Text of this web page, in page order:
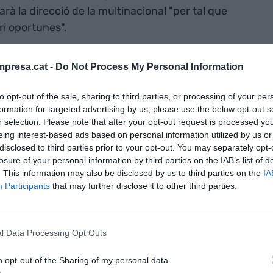
- Do Not Process My Personal Information
opt-out of the sale, sharing to third parties, or processing of your
for targeted advertising by us, please use the below opt-out
selection. Please note that after your opt-out request is processed
interest-based ads based on personal information utilized by us
to third parties prior to your opt-out. You may separately
of your personal information by third parties on the IAB’s list of
This information may also be disclosed by us to third parties on the
Participants that may further disclose it to other third parties.
Data Processing Opt Outs
opt-out of the Sharing of my personal data.
la direcció de la multinacional "per tal que
oportunes".
ha explicat a l'ACN que si accepten la sortida ara
entre les plantes de Barcelona i
d'acord "on es comprometin" a no fer-ne més.
d'increment salarial ja que ha
automobilística japonesa ha explicat que ha
dels sindicats i que, entre d'altres, ha
amb el 85% del salari net fins la jubilació als
únic pagament equivalent al 5% per als qui
pla de baixes incentivades amb adhesió
millorant les condicions actuals i un increment
conveni (un 0,6% no consolidat el 2019, 1%